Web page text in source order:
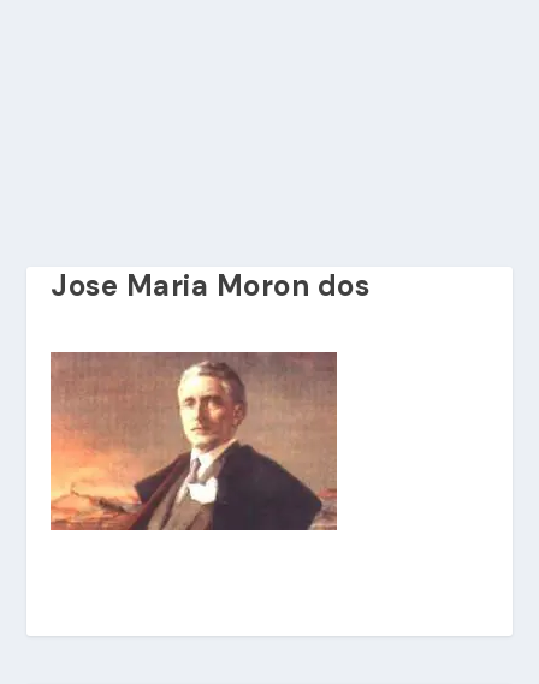
Jose Maria Moron dos